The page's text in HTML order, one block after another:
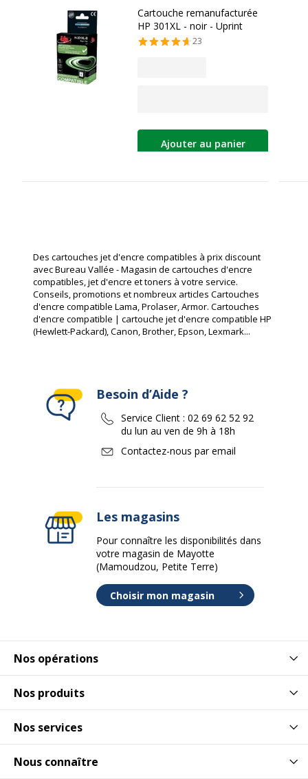
Cartouche remanufacturée
HP 301XL - noir - Uprint
23
Ajouter au panier
Des cartouches jet d'encre compatibles à prix discount
avec Bureau Vallée - Magasin de cartouches d'encre
compatibles, jet d'encre et toners à votre service.
Conseils, promotions et nombreux articles Cartouches
d'encre compatible Lama, Prolaser, Armor. Cartouches
d'encre compatible | cartouche jet d'encre compatible HP
(Hewlett-Packard), Canon, Brother, Epson, Lexmark...
Nos opérations
Nos produits
Nos services
Nous connaître
Besoin d’Aide ?
Service Client : 02 69 62 52 92
du lun au ven de 9h à 18h
Contactez-nous par email
Les magasins
Pour connaître les disponibilités dans
votre magasin de Mayotte
(Mamoudzou, Petite Terre)
Choisir mon magasin